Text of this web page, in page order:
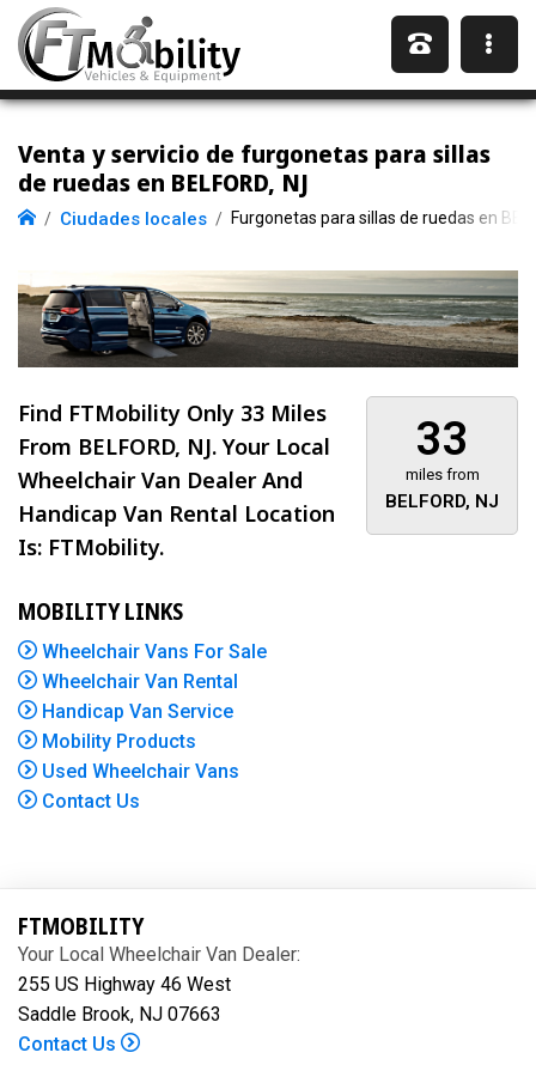
Venta y servicio de furgonetas para sillas
de ruedas en BELFORD, NJ
Ciudades locales Furgonetas para sillas de ruedas en
33
miles from
BELFORD, NJ
Find FTMobility Only 33 Miles
From BELFORD, NJ. Your Local
Wheelchair Van Dealer And
Handicap Van Rental Location
Is: FTMobility.
MOBILITY LINKS
Wheelchair Vans For Sale
Wheelchair Van Rental
Handicap Van Service
Mobility Products
Used Wheelchair Vans
Contact Us
FTMOBILITY
Your Local Wheelchair Van Dealer:
255 US Highway 46 West
Saddle Brook, NJ 07663
Contact Us